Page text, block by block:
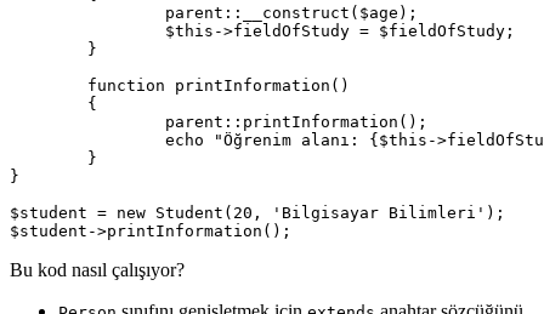
}
$student = new Student(20, 'Bilgisayar Bilimleri');
Bu kod nasıl çalışıyor?